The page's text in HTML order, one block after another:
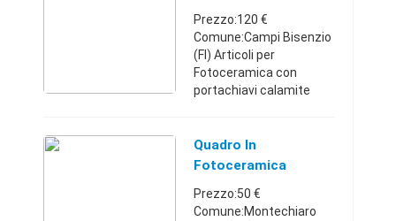
s ...
Fotoceramica
Prezzo:120 €
Comune:Campi Bisenzio
(FI) Articoli per
Fotoceramica con
portachiavi calamite
porcellana stampabili e
utilizzabili in
Quadro In
Fotoceramica
Prezzo:50 €
Comune:Montechiaro